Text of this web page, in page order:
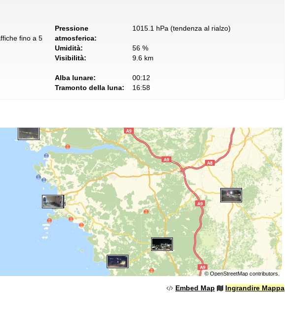
fino a 5
Pressione
atmosferica:
1015.1 hPa (tendenza al rialzo)
Umidità:
56 %
Visibilità:
9.6 km
Alba lunare:
00:12
Tramonto della luna:
16:58
© OpenStreetMapcontributors.
Embed Map Ingrandire Mappa